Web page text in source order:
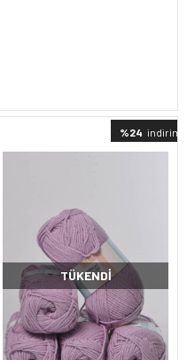
%24 indirimli
TÜKENDI